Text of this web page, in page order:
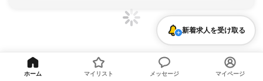
千葉県、五井駅、バイク通勤OKのアルバイト・バイト求人情報
新着求人を受け取る
ホーム マイリスト メッセージ マイページ